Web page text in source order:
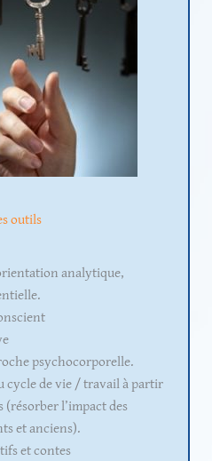
outils
analytique,
psychocorporelle.
de vie / travail à partir
(résorber l’impact des
et anciens).
et contes